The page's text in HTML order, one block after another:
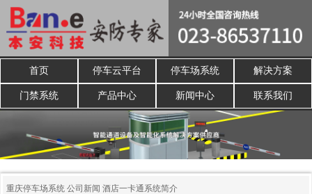
首页 停车云平台 停车场系统 解决方案
门禁系统 产品中心 新闻中心 联系我们
重庆停车场系统 公司新闻 酒店一卡通系统简介